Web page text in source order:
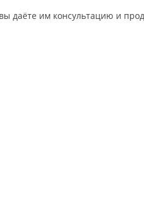
даёте им консультацию и